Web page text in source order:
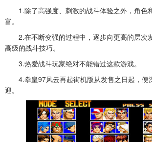
1.除了高强度、刺激的战斗体验之外，角色
富。
2.在不断变强的过程中，逐步向更高的层次
高级的战斗技巧。
3.热爱战斗玩家绝对不能错过这款游戏。
4.拳皇97风云再起街机版从发售之日起，便
迎。